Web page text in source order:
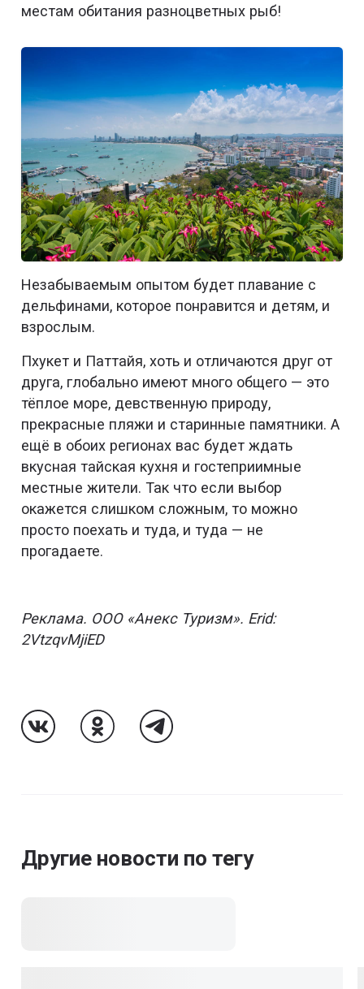
местам обитания разноцветных рыб!
Незабываемым опытом будет плавание с
дельфинами, которое понравится и детям, и
взрослым.
Пхукет и Паттайя, хоть и отличаются друг от
друга, глобально имеют много общего — это
тёплое море, девственную природу,
прекрасные пляжи и старинные памятники. А
ещё в обоих регионах вас будет ждать
вкусная тайская кухня и гостеприимные
местные жители. Так что если выбор
окажется слишком сложным, то можно
просто поехать и туда, и туда — не
прогадаете.
Реклама. ООО «Анекс Туризм». Erid:
2VtzqvMjiED
Другие новости по тегу